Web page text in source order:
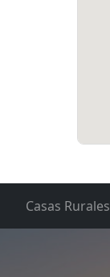
Casas Rurales